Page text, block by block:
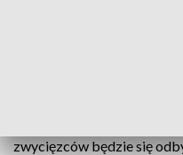
zwycięzców będzie się